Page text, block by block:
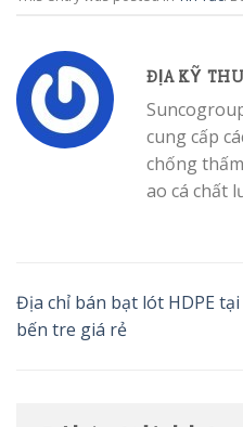
ĐỊA KỸ
cung cấp
chống
ao cá chất
Địa chỉ bán bạt lót HDPE tại
bến tre giá rẻ